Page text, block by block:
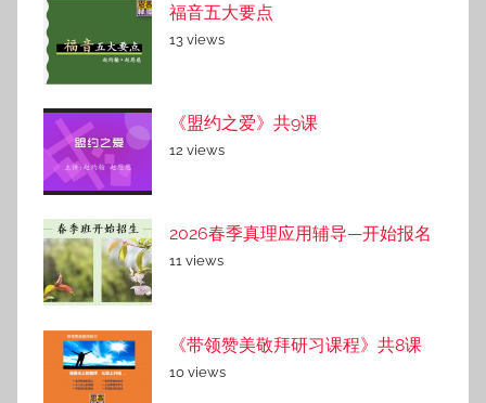
福音五大要点
13 views
《盟约之爱》共9课
12 views
2026春季真理应用辅导—开始报名
11 views
《带领赞美敬拜研习课程》共8课
10 views